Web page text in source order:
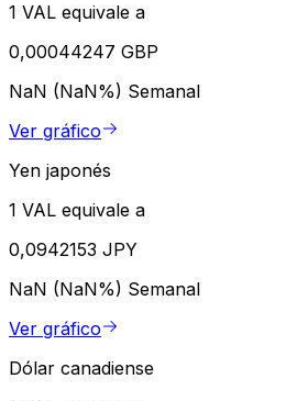
1 VAL equivale a
0,00044247 GBP
NaN (NaN%) Semanal
Ver gráfico
Yen japonés
1 VAL equivale a
0,0942153 JPY
NaN (NaN%) Semanal
Ver gráfico
Dólar canadiense